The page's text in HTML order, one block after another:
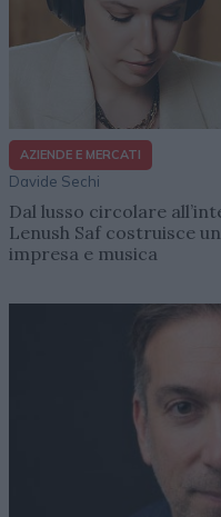
AZIENDE E MERCATI
Davide Sechi
Dal lusso circolare
Lenush Saf costruisce
impresa e musica